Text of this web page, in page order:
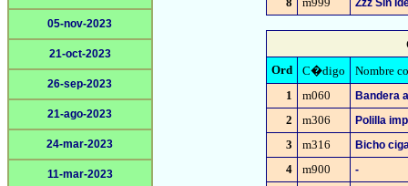
05-nov-2023
21-oct-2023
26-sep-2023
21-ago-2023
24-mar-2023
11-mar-2023
Zzz Sin
Ord
C�digo
Nombre
1
m060 Bandera
2 m306 Polilla
3 m316 Bicho
4 m900 -